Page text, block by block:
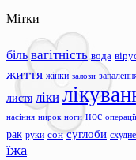
Мітки
біль вагітність вода
життя жінки залози
листя ліки
насіння нирок ноги нос операції
рак руки сон суглоби
їжа